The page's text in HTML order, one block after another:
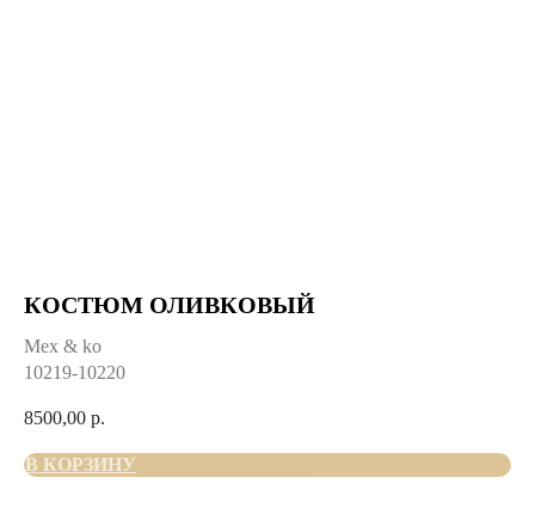
КОСТЮМ ОЛИВКОВЫЙ
Mex & ko
10219-10220
8500,00 р.
В КОРЗИНУ